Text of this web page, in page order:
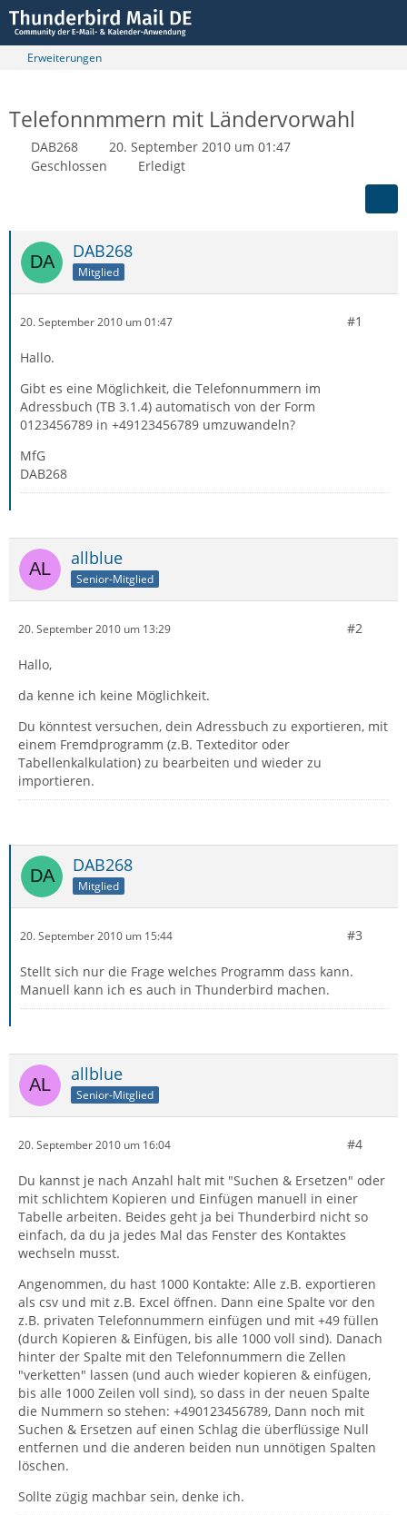
Erweiterungen
Telefonnmmern mit Ländervorwahl
DAB268
20. September 2010 um 01:47
Geschlossen
Erledigt
DAB268
Mitglied
20. September 2010 um 01:47 #1
Hallo.
Gibt es eine Möglichkeit, die Telefonnummern im
Adressbuch (TB 3.1.4) automatisch von der Form
0123456789 in +49123456789 umzuwandeln?
MfG
DAB268
allblue
Senior-Mitglied
20. September 2010 um 13:29 #2
Hallo,
da kenne ich keine Möglichkeit.
Du könntest versuchen, dein Adressbuch zu exportieren, mit
einem Fremdprogramm (z.B. Texteditor oder
Tabellenkalkulation) zu bearbeiten und wieder zu
importieren.
DAB268
Mitglied
20. September 2010 um 15:44 #3
Stellt sich nur die Frage welches Programm dass kann.
Manuell kann ich es auch in Thunderbird machen.
allblue
Senior-Mitglied
20. September 2010 um 16:04 #4
Du kannst je nach Anzahl halt mit "Suchen & Ersetzen" oder
mit schlichtem Kopieren und Einfügen manuell in einer
Tabelle arbeiten. Beides geht ja bei Thunderbird nicht so
einfach, da du ja jedes Mal das Fenster des Kontaktes
wechseln musst.
Angenommen, du hast 1000 Kontakte: Alle z.B. exportieren
als csv und mit z.B. Excel öffnen. Dann eine Spalte vor den
z.B. privaten Telefonnummern einfügen und mit +49 füllen
(durch Kopieren & Einfügen, bis alle 1000 voll sind). Danach
hinter der Spalte mit den Telefonnummern die Zellen
"verketten" lassen (und auch wieder kopieren & einfügen,
bis alle 1000 Zeilen voll sind), so dass in der neuen Spalte
die Nummern so stehen: +490123456789, Dann noch mit
Suchen & Ersetzen auf einen Schlag die überflüssige Null
entfernen und die anderen beiden nun unnötigen Spalten
löschen.
Sollte zügig machbar sein, denke ich.